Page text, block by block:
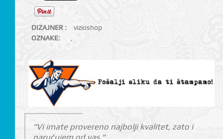
DIZAJNER :
vizioshop
OZNAKE:
,
"Vi imate provereno najbolji kvalitet, zato i
naručujem od vas."